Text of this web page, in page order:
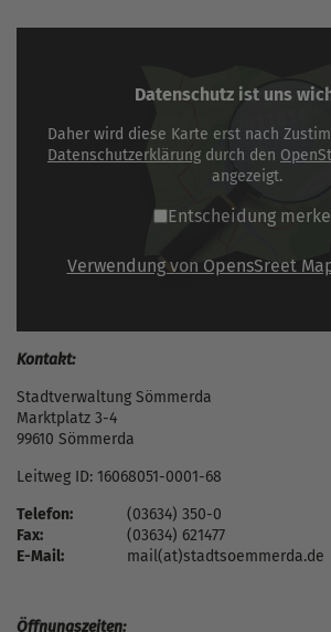
Datenschutz ist uns
Daher wird diese Karte erst nach
Datenschutzerklärung durch den
angezeigt.
Entscheidung
Verwendung von OpensSreet
Kontakt:
Stadtverwaltung Sömmerda
Marktplatz 3-4
99610 Sömmerda
Leitweg ID: 16068051-0001-68
Telefon:
(03634) 350-0
Fax:
(03634) 621477
E-Mail:
mail(at)stadtsoemmerda.de
Öffnungszeiten: